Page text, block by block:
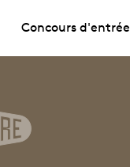
Concours d'entrée